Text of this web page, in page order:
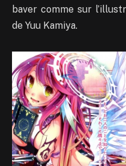
baver comme sur
de Yuu Kamiya.